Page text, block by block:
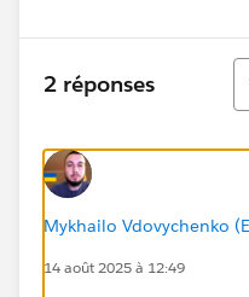
2 réponses
Tri
Mykhailo Vdovychenko
14 août 2025 à 12:49